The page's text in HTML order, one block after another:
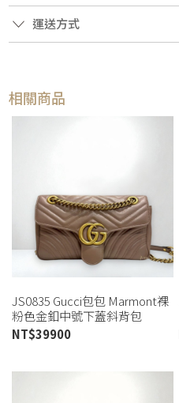
運送方式
相關商品
JS0835 Gucci包包 Marmont裸
粉色金釦中號下蓋斜背包
443497 (板橋店)
NT$39900